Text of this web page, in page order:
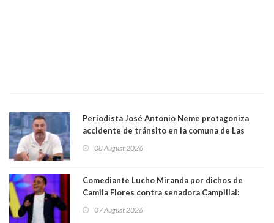
Periodista José Antonio Neme protagoniza
accidente de tránsito en la comuna de Las
08 August 2026
Comediante Lucho Miranda por dichos de
Camila Flores contra senadora Campillai:
forma de quitar dignidad"
07 August 2026